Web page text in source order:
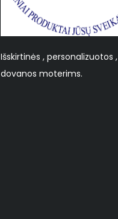
Išskirtinės , personalizuotos ,
dovanos moterims.